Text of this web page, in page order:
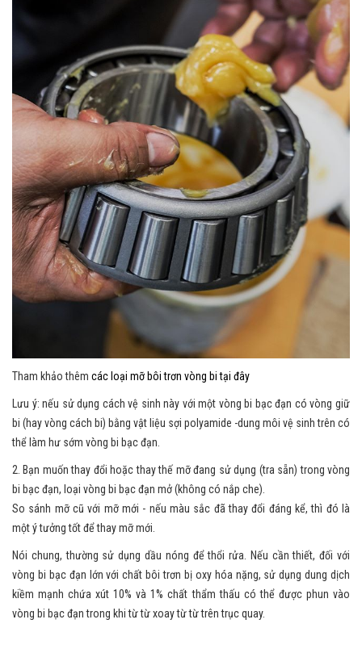
Tham khảo thêm các loại mỡ bôi trơn vòng bi tại đây
Lưu ý: nếu sử dụng cách vệ sinh này với một vòng bi bạc đạn có vòng giữ
bi (hay vòng cách bi) bằng vật liệu sợi polyamide -dung môi vệ sinh trên có
thể làm hư sớm vòng bi bạc đạn.
2. Bạn muốn thay đổi hoặc thay thế mỡ đang sử dụng (tra sẵn) trong vòng
bi bạc đạn, loại vòng bi bạc đạn mở (không có nắp che).
So sánh mỡ cũ với mỡ mới - nếu màu sắc đã thay đổi đáng kể, thì đó là
một ý tưởng tốt để thay mỡ mới.
Nói chung, thường sử dụng dầu nóng để thổi rửa. Nếu cần thiết, đối với
vòng bi bạc đạn lớn với chất bôi trơn bị oxy hóa nặng, sử dụng dung dịch
kiềm mạnh chứa xút 10% và 1% chất thẩm thấu có thể được phun vào
vòng bi bạc đạn trong khi từ từ xoay từ từ trên trục quay.